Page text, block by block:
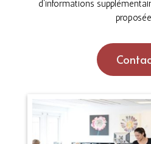
d’informations